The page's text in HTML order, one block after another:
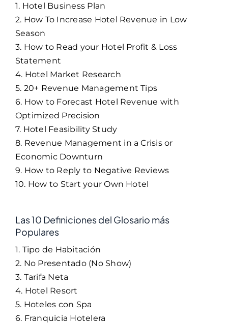
1. Hotel Business Plan
2. How To Increase Hotel Revenue in Low
Season
3. How to Read your Hotel Profit & Loss
Statement
4. Hotel Market Research
5. 20+ Revenue Management Tips
6. How to Forecast Hotel Revenue with
Optimized Precision
7. Hotel Feasibility Study
8. Revenue Management in a Crisis or
Economic Downturn
9. How to Reply to Negative Reviews
10. How to Start your Own Hotel
Las 10 Definiciones del Glosario más
Populares
1. Tipo de Habitación
2. No Presentado (No Show)
3. Tarifa Neta
4. Hotel Resort
5. Hoteles con Spa
6. Franquicia Hotelera